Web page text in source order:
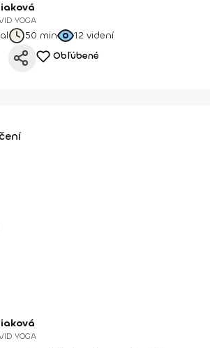
YOGA
50 min 12 videní
Obľúbené
YOGA